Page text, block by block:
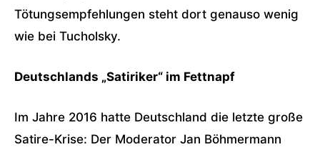
Tötungsempfehlungen steht dort genauso wenig
wie bei Tucholsky.
Deutschlands „Satiriker“ im Fettnapf
Im Jahre 2016 hatte Deutschland die letzte große
Satire-Krise: Der Moderator Jan Böhmermann